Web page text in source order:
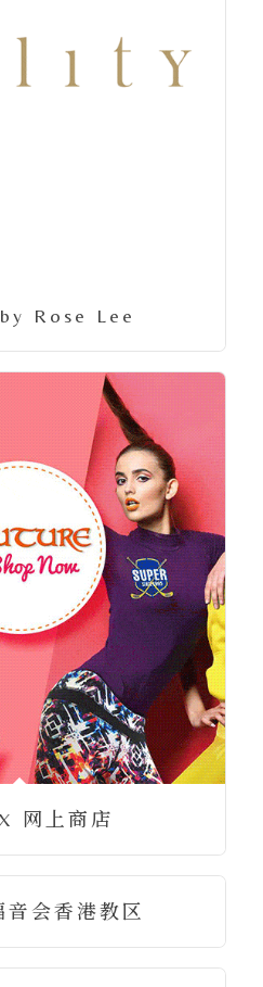
Rose Lee
网上商店
音会香港教区